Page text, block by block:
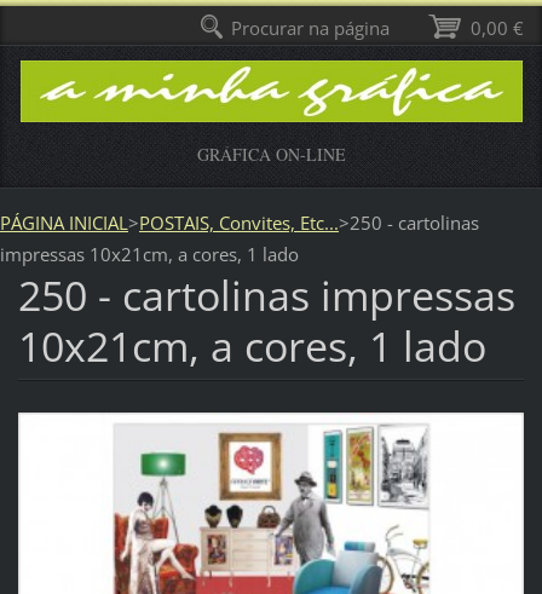
GRÁFICA ON-LINE
PÁGINA INICIAL >POSTAIS, Convites, Etc...>250 - cartolinas
impressas 10x21cm, a cores, 1 lado
250 - cartolinas impressas
10x21cm, a cores, 1 lado
0,00 €
Procurar na página